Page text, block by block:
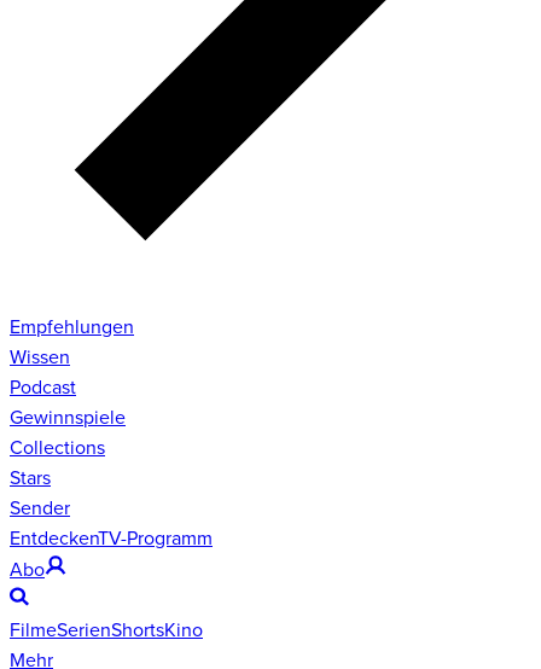
Empfehlungen
Wissen
Podcast
Gewinnspiele
Collections
Stars
Sender
EntdeckenTV-Programm
Abo
FilmeSerienShortsKino
Mehr